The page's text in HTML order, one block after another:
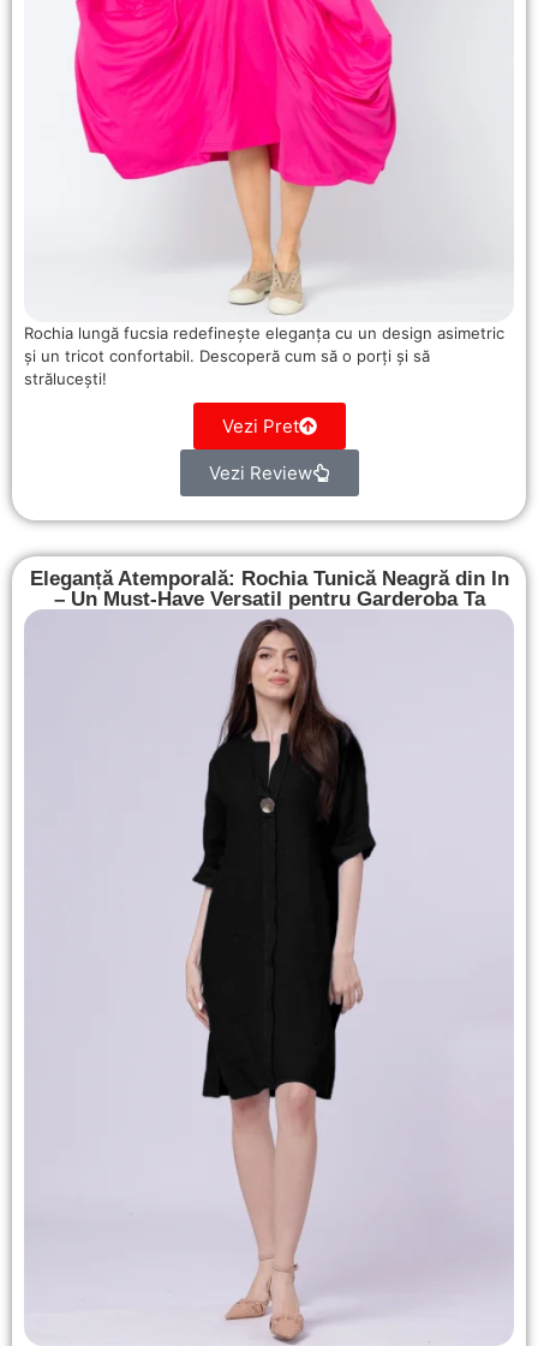
Rochia lungă fucsia redefinește eleganța cu un design asimetric
și un tricot confortabil. Descoperă cum să o porți și să
strălucești!
Vezi Pret
Vezi Review
Eleganță Atemporală: Rochia Tunică Neagră din In
– Un Must-Have Versatil pentru Garderoba Ta